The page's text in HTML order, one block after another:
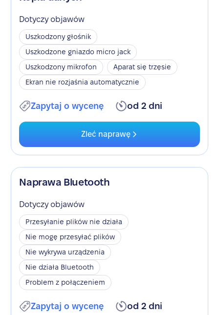
Dotyczy objawów
Uszkodzony głośnik
Uszkodzone gniazdo micro jack
Uszkodzony mikrofon
Aparat się trzęsie
Ekran nie rozjaśnia automatycznie
Zapytaj o wycenę od 2 dni
Zleć naprawę
Naprawa Bluetooth
Dotyczy objawów
Przesyłanie plików nie działa
Nie mogę przesyłać plików
Nie wykrywa urządzenia
Nie działa Bluetooth
Problem z połączeniem
Zapytaj o wycenę od 2 dni